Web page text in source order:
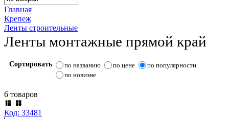
Главная
Крепеж
Ленты строительные
Ленты монтажные прямой край
Сортировать по названию по цене
по популярности
по новизне
6 товаров
Код: 33481